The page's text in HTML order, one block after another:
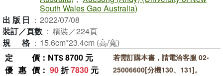
South Wales Gao Australia)
出版日 ： 2022/07/08
裝訂／頁數 ： 精裝／224頁
規格 ： 15.6cm*23.4cm (高/寬)
定價 ：NT$ 8700 元
優惠價 ： 90折7830 元
若需訂購本書，請電洽客服 02-
25006600[分機130、131]。